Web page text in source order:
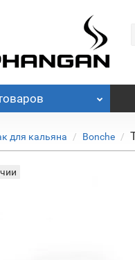
для кальяна Bonche